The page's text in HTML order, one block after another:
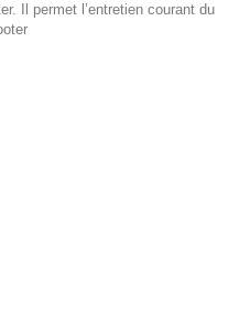
Il permet l’entretien courant du